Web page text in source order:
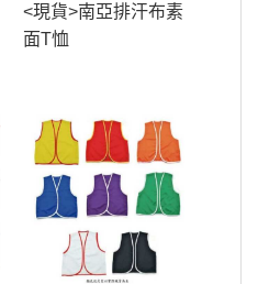
<現貨>南亞排汗布素
面T恤